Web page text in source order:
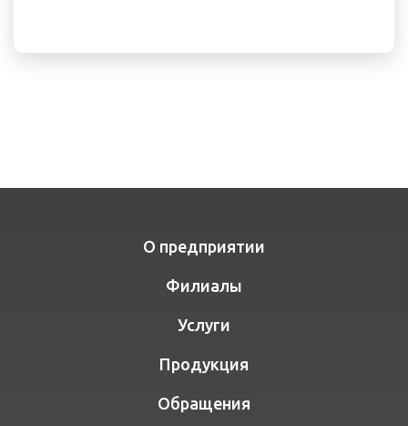
О предприятии
Филиалы
Услуги
Продукция
Обращения